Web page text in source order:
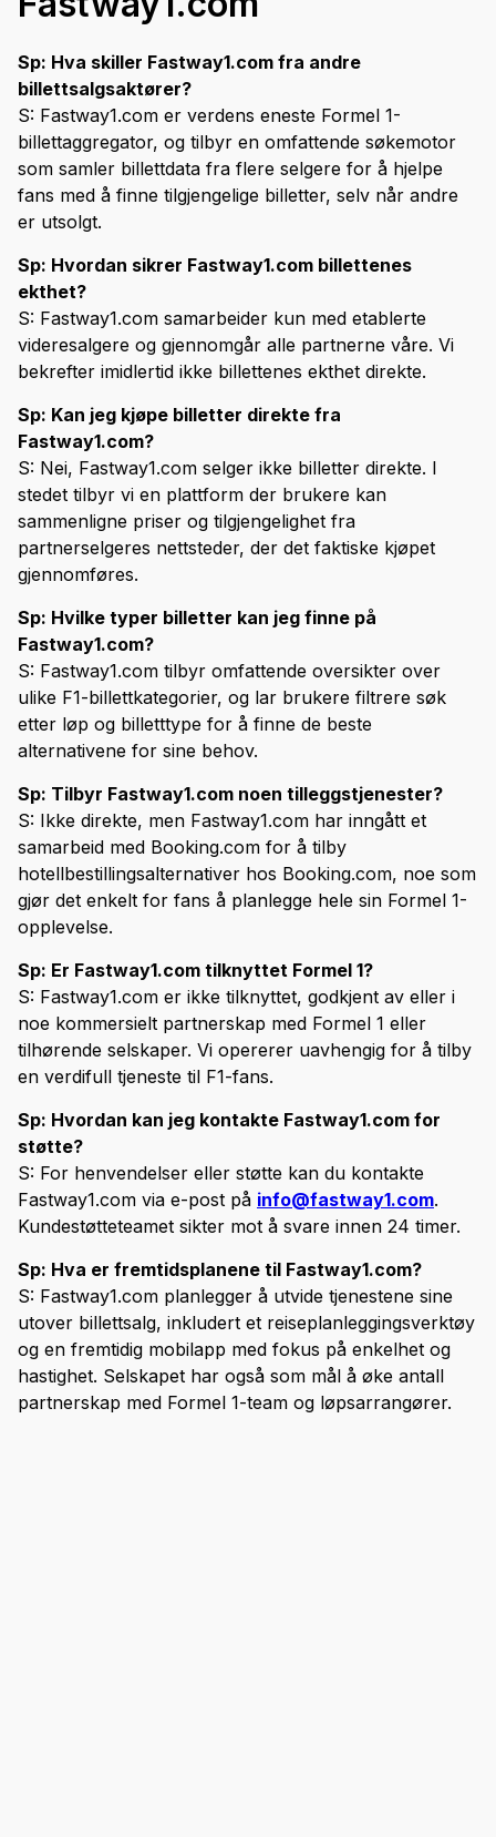
Sp: Hva skiller Fastway1.com fra andre
billettsalgsaktører?
S: Fastway1.com er verdens eneste Formel 1-
billettaggregator, og tilbyr en omfattende søkemotor
som samler billettdata fra flere selgere for å hjelpe
fans med å finne tilgjengelige billetter, selv når andre
er utsolgt.
Sp: Hvordan sikrer Fastway1.com billettenes
ekthet?
S: Fastway1.com samarbeider kun med etablerte
videresalgere og gjennomgår alle partnerne våre. Vi
bekrefter imidlertid ikke billettenes ekthet direkte.
Sp: Kan jeg kjøpe billetter direkte fra
Fastway1.com?
S: Nei, Fastway1.com selger ikke billetter direkte. I
stedet tilbyr vi en plattform der brukere kan
sammenligne priser og tilgjengelighet fra
partnerselgeres nettsteder, der det faktiske kjøpet
gjennomføres.
Sp: Hvilke typer billetter kan jeg finne på
Fastway1.com?
S: Fastway1.com tilbyr omfattende oversikter over
ulike F1-billettkategorier, og lar brukere filtrere søk
etter løp og billetttype for å finne de beste
alternativene for sine behov.
Sp: Tilbyr Fastway1.com noen tilleggstjenester?
S: Ikke direkte, men Fastway1.com har inngått et
samarbeid med Booking.com for å tilby
hotellbestillingsalternativer hos Booking.com, noe som
gjør det enkelt for fans å planlegge hele sin Formel 1-
opplevelse.
Sp: Er Fastway1.com tilknyttet Formel 1?
S: Fastway1.com er ikke tilknyttet, godkjent av eller i
noe kommersielt partnerskap med Formel 1 eller
tilhørende selskaper. Vi opererer uavhengig for å tilby
en verdifull tjeneste til F1-fans.
Sp: Hvordan kan jeg kontakte Fastway1.com for
støtte?
S: For henvendelser eller støtte kan du kontakte
Fastway1.com via e-post på info@fastway1.com.
Kundestøtteteamet sikter mot å svare innen 24 timer.
Sp: Hva er fremtidsplanene til Fastway1.com?
S: Fastway1.com planlegger å utvide tjenestene sine
utover billettsalg, inkludert et reiseplanleggingsverktøy
og en fremtidig mobilapp med fokus på enkelhet og
hastighet. Selskapet har også som mål å øke antall
partnerskap med Formel 1-team og løpsarrangører.